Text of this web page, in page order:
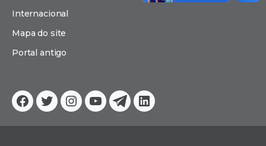
Facebook
TwitterInstagram
YouTube
TelegramLinkedin
Internacional
Mapa do site
Portal antigo